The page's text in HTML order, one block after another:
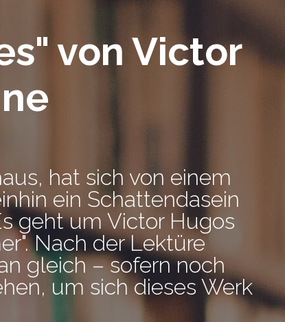
von Victor
hat sich von einem
ein Schattendasein
geht um Victor Hugos
Nach der Lektüre
gleich – sofern noch
um sich dieses Werk